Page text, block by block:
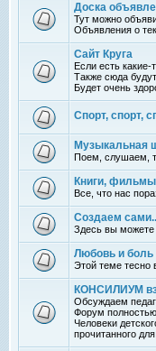
Доска
Тут можно
Объявления о
Сайт Круга
Если есть какие-
Также сюда
Будет очень
Спорт, спорт,
Музыкальная
Поем, слушаем,
Книги,
Все, что нас
Создаем
Здесь вы можете
Любовь и боль
Этой теме тесно
КОНСИЛИУМ
Обсуждаем
Форум
Человеки
прочитанного